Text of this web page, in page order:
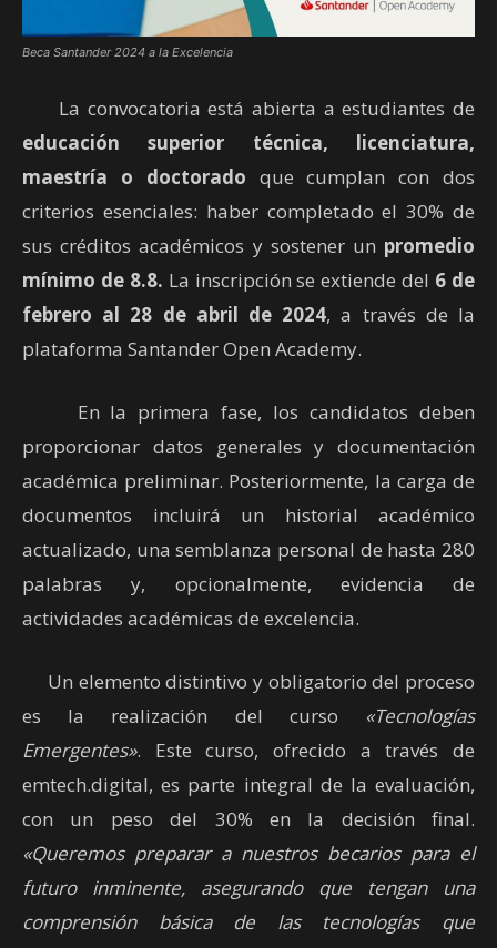
Beca Santander 2024 a la Excelencia
La convocatoria está abierta a estudiantes de
educación superior técnica, licenciatura,
maestría o doctorado que cumplan con dos
criterios esenciales: haber completado el 30% de
sus créditos académicos y sostener un promedio
mínimo de 8.8. La inscripción se extiende del 6 de
febrero al 28 de abril de 2024, a través de la
plataforma Santander Open Academy.
En la primera fase, los candidatos deben
proporcionar datos generales y documentación
académica preliminar. Posteriormente, la carga de
documentos incluirá un historial académico
actualizado, una semblanza personal de hasta 280
palabras y, opcionalmente, evidencia de
actividades académicas de excelencia.
Un elemento distintivo y obligatorio del proceso
es la realización del curso «Tecnologías
Emergentes». Este curso, ofrecido a través de
emtech.digital, es parte integral de la evaluación,
con un peso del 30% en la decisión final.
«Queremos preparar a nuestros becarios para el
futuro inminente, asegurando que tengan una
comprensión básica de las tecnologías que